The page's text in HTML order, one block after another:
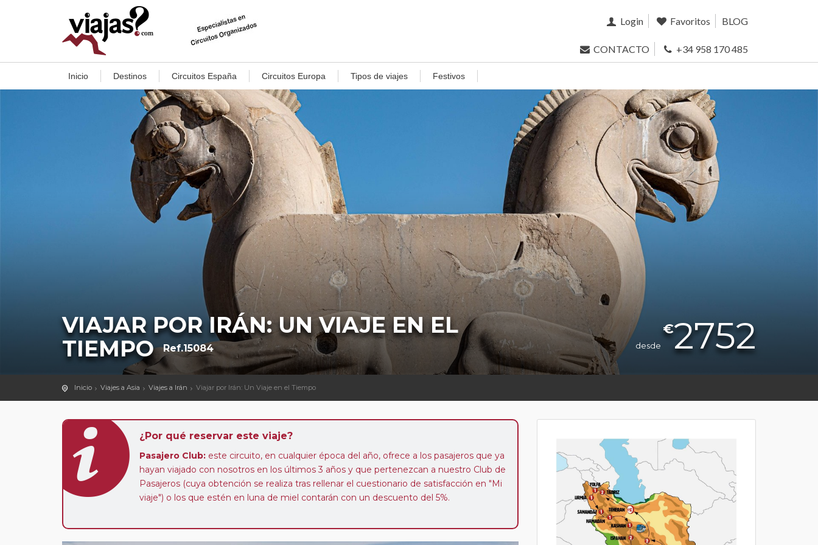
Login Favoritos BLOG
CONTACTO +34 958 170 485
Inicio Destinos Circuitos España Circuitos Europa Tipos de viajes Festivos
VIAJAR POR IRÁN: UN VIAJE EN EL
TIEMPO Ref.15084 desde
€2752
Inicio Viajes a Asia Viajes a Irán Viajar por Irán: Un Viaje en el Tiempo
¿Por qué reservar este viaje?
Pasajero Club: este circuito, en cualquier época del año, ofrece a los pasajeros que ya
hayan viajado con nosotros en los últimos 3 años y que pertenezcan a nuestro Club de
Pasajeros (cuya obtención se realiza tras rellenar el cuestionario de satisfacción en "Mi
viaje") o los que estén en luna de miel contarán con un descuento del 5%.